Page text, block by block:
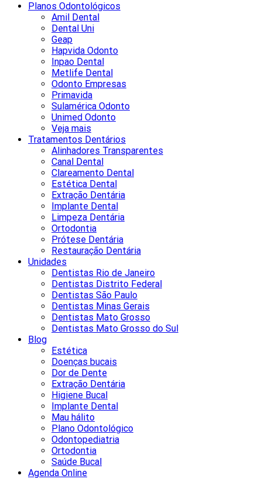
Planos Odontológicos
Amil Dental
Dental Uni
Geap
Hapvida Odonto
Inpao Dental
Metlife Dental
Odonto Empresas
Primavida
Sulamérica Odonto
Unimed Odonto
Veja mais
Tratamentos Dentários
Alinhadores Transparentes
Canal Dental
Clareamento Dental
Estética Dental
Extração Dentária
Implante Dental
Limpeza Dentária
Ortodontia
Prótese Dentária
Restauração Dentária
Unidades
Dentistas Rio de Janeiro
Dentistas Distrito Federal
Dentistas São Paulo
Dentistas Minas Gerais
Dentistas Mato Grosso
Dentistas Mato Grosso do Sul
Blog
Estética
Doenças bucais
Dor de Dente
Extração Dentária
Higiene Bucal
Implante Dental
Mau hálito
Plano Odontológico
Odontopediatria
Ortodontia
Saúde Bucal
Agenda Online